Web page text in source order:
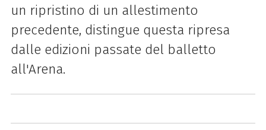
un ripristino di un allestimento
precedente, distingue questa ripresa
dalle edizioni passate del balletto
all'Arena.